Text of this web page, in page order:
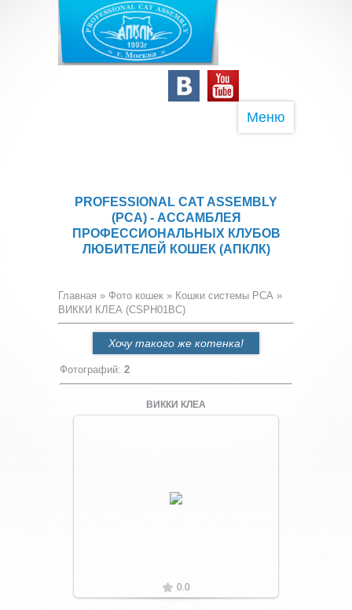
Меню
PROFESSIONAL CAT ASSEMBLY
(PCA) - АССАМБЛЕЯ
ПРОФЕССИОНАЛЬНЫХ КЛУБОВ
ЛЮБИТЕЛЕЙ КОШЕК (АПКЛК)
Главная » Фото кошек » Кошки системы PCA »
ВИККИ КЛЕА (CSPH01BC)
Хочу такого же котенка!
Фотографий: 2
ВИККИ КЛЕА
Увеличить
0.0